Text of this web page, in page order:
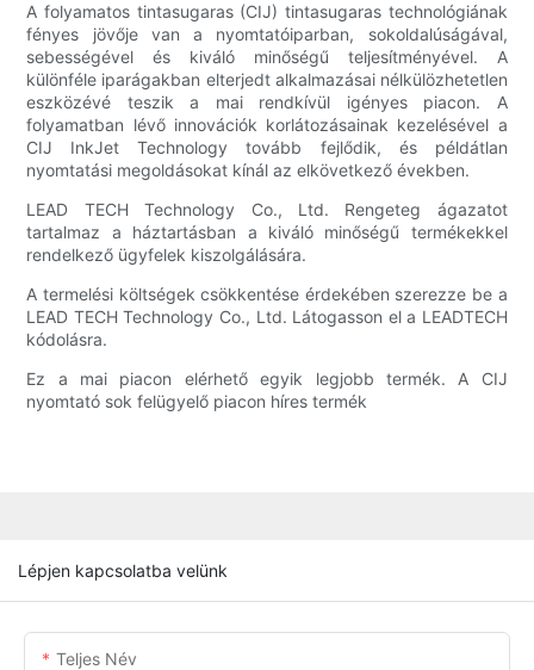
A folyamatos tintasugaras (CIJ) tintasugaras technológiának
fényes jövője van a nyomtatóiparban, sokoldalúságával,
sebességével és kiváló minőségű teljesítményével. A
különféle iparágakban elterjedt alkalmazásai nélkülözhetetlen
eszközévé teszik a mai rendkívül igényes piacon. A
folyamatban lévő innovációk korlátozásainak kezelésével a
CIJ InkJet Technology tovább fejlődik, és példátlan
nyomtatási megoldásokat kínál az elkövetkező években.
LEAD TECH Technology Co., Ltd. Rengeteg ágazatot
tartalmaz a háztartásban a kiváló minőségű termékekkel
rendelkező ügyfelek kiszolgálására.
A termelési költségek csökkentése érdekében szerezze be a
LEAD TECH Technology Co., Ltd. Látogasson el a LEADTECH
kódolásra.
Ez a mai piacon elérhető egyik legjobb termék. A CIJ
nyomtató sok felügyelő piacon híres termék
Lépjen kapcsolatba velünk
Teljes Név